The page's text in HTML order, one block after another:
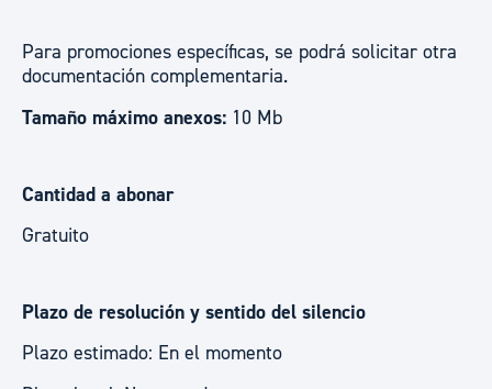
Para promociones específicas, se podrá solicitar otra
documentación complementaria.
Tamaño máximo anexos: 10 Mb
Cantidad a abonar
Gratuito
Plazo de resolución y sentido del silencio
Plazo estimado: En el momento